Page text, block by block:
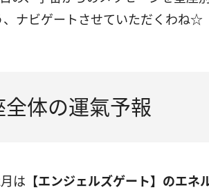
、ナビゲートさせていただくわね☆
全体の運氣予報
月は 【エンジェルズゲート】のエ